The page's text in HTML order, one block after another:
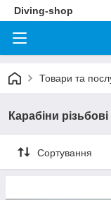
Diving-shop
Товари та
Карабіни
Сортування